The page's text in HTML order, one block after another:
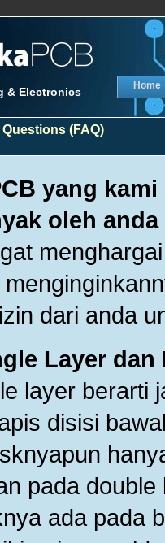
& Electronics Home
(FAQ)
yang
oleh anda
dari anda
Layer
layer berarti
disisi
pada
ada pada